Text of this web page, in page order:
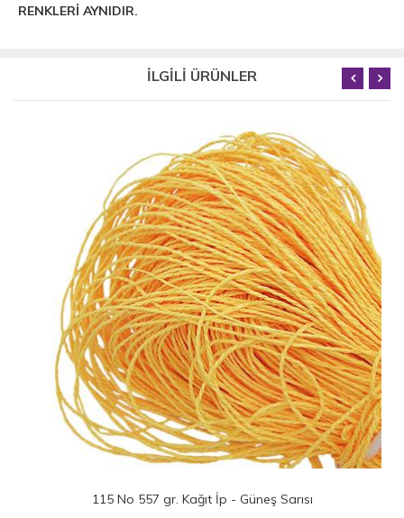
RENKLERİ AYNIDIR.
İLGİLİ ÜRÜNLER
- Güneş Sarısı 114 No 470 gr. Kağıt İp -